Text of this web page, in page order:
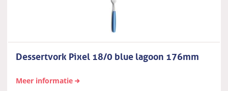
Dessertvork Pixel 18/0 blue lagoon 176mm
Meer informatie